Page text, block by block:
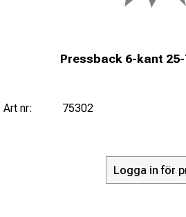
Pressback 6-kant
Art nr: 75302
Logga in för